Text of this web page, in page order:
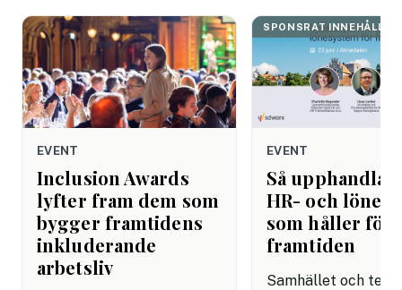
EVENT
Inclusion Awards
lyfter fram dem som
bygger framtidens
inkluderande
arbetsliv
SPONSRAT INNEHÅLL
EVENT
Så upphandlar
HR- och
som håller för
framtiden
Samhället och